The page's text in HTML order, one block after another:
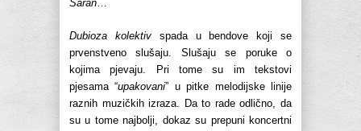
Šaran…
Dubioza kolektivspada u bendove koji se
prvenstveno slušaju. Slušaju se poruke o
kojima pjevaju. Pri tome su im tekstovi
pjesama “upakovani” u pitke melodijske linije
raznih muzičkih izraza. Da to rade odlično, da
su u tome najbolji, dokaz su prepuni koncertni